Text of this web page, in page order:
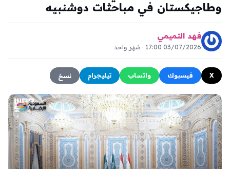
وطاجيكستان في مباحثات دوشنبيه
فهد التميمي
03/07/2026 17:00 · شهر واحد
X فيسبوك واتساب تيليجرام نسخ